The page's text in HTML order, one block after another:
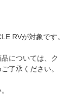
RVが対象です。
については、ク
了承ください。